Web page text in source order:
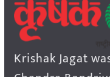
Krishak Jagat